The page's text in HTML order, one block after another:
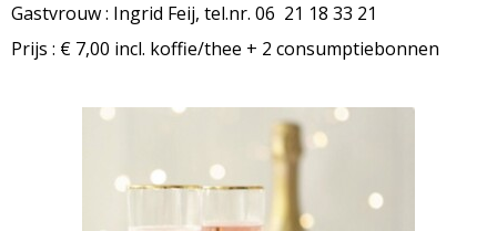
Gastvrouw : Ingrid Feij, tel.nr. 06 21 18 33 21
Prijs : € 7,00 incl. koffie/thee + 2 consumptiebonnen